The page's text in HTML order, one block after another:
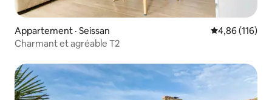
Appartement · Seissan Note
4,86 (116)
Charmant et agréable T2